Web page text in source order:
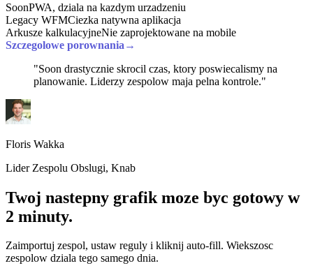
SoonPWA, dziala na kazdym urzadzeniu
Legacy WFMCiezka natywna aplikacja
Arkusze kalkulacyjneNie zaprojektowane na mobile
Szczegolowe porownania →
"Soon drastycznie skrocil czas, ktory poswiecalismy na
planowanie. Liderzy zespolow maja pelna kontrole."
Floris Wakka
Lider Zespolu Obslugi, Knab
Twoj nastepny grafik moze byc gotowy w
2 minuty.
Zaimportuj zespol, ustaw reguly i kliknij auto-fill. Wiekszosc
zespolow dziala tego samego dnia.